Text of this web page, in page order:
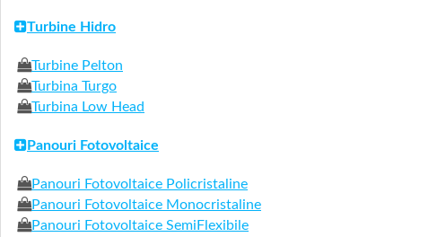
Turbine Hidro
Turbine Pelton
Turbina Turgo
Turbina Low Head
Panouri Fotovoltaice
Panouri Fotovoltaice Policristaline
Panouri Fotovoltaice Monocristaline
Panouri Fotovoltaice SemiFlexibile